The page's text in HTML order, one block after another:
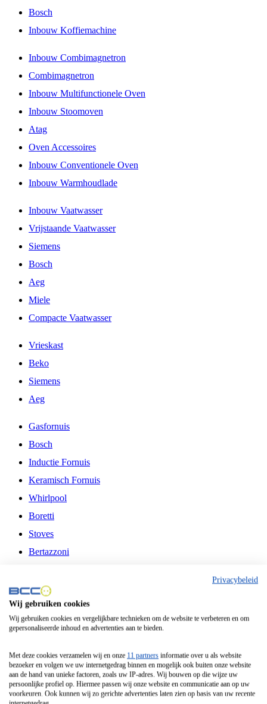
Bosch
Inbouw Koffiemachine
Inbouw Combimagnetron
Combimagnetron
Inbouw Multifunctionele Oven
Inbouw Stoomoven
Atag
Oven Accessoires
Inbouw Conventionele Oven
Inbouw Warmhoudlade
Inbouw Vaatwasser
Vrijstaande Vaatwasser
Siemens
Bosch
Aeg
Miele
Compacte Vaatwasser
Vrieskast
Beko
Siemens
Aeg
Gasfornuis
Bosch
Inductie Fornuis
Keramisch Fornuis
Whirlpool
Boretti
Stoves
Bertazzoni
Fitelli
Airfryer
Frituurpan
Contactgrill
Broodbakmachine
Broodrooster
Privacybeleid
Wij gebruiken cookies
Wij gebruiken cookies en vergelijkbare technieken om de website te verbeteren en om
gepersonaliseerde inhoud en advertenties aan te bieden.
Met deze cookies verzamelen wij en onze 11 partners informatie over u als website
bezoeker en volgen we uw internetgedrag binnen en mogelijk ook buiten onze website
aan de hand van unieke factoren, zoals uw IP-adres. Wij bouwen op die wijze uw
persoonlijke profiel op. Hiermee passen wij onze website en communicatie aan op uw
voorkeuren. Ook kunnen wij zo gerichte advertenties laten zien op basis van uw recente